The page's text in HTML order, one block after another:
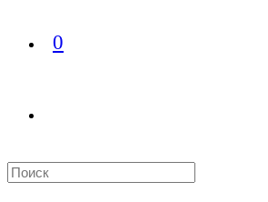
0
Search
this